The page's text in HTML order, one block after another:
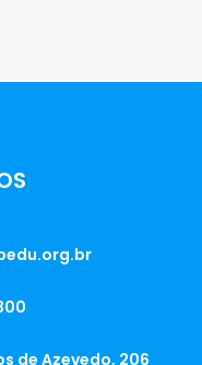
de Azevedo, 206